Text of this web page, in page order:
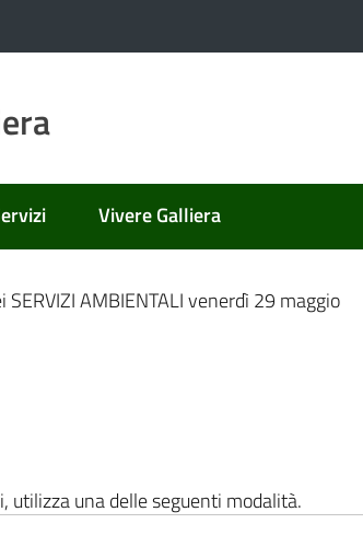
Vivere Galliera
SERVIZI AMBIENTALI venerdì 29 maggio
utilizza una delle seguenti modalità.